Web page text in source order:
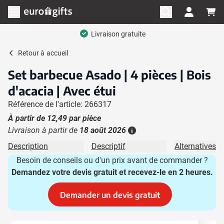
Aller au contenu
Ouvrir le menu
Livraison gratuite
Retour à accueil
Set barbecue Asado | 4 pièces | Bois
d'acacia | Avec étui
Référence de l'article: 266317
À partir de 12,49 par pièce
Livraison à partir de 18 août 2026
Description Descriptif
Alternatives
Besoin de conseils ou d'un prix avant de commander ?
Demandez votre devis gratuit et recevez-le en 2 heures.
Demander un devis gratuit